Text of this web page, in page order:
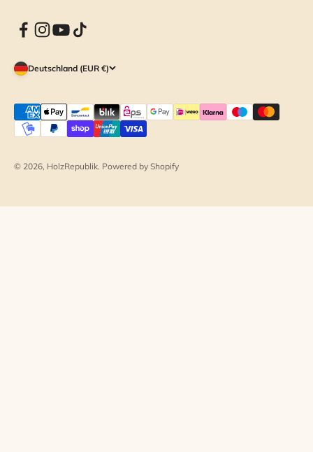
Deutschland (EUR €)
© 2026, HolzRepublik. Powered by Shopify